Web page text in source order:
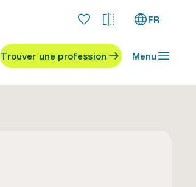
FR
Trouver une profession Menu